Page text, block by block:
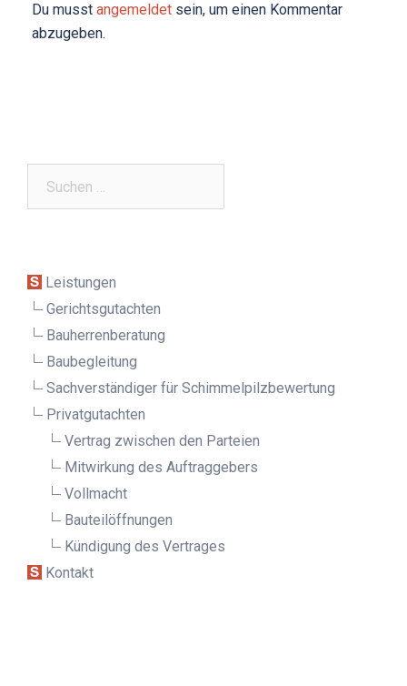
Du musst angemeldet sein, um einen Kommentar
abzugeben.
nach:
Leistungen
Gerichtsgutachten
Bauherrenberatung
Baubegleitung
Sachverständiger für Schimmelpilz­bewertung
Privatgutachten
Vertrag zwischen den Parteien
Mitwirkung des Auftraggebers
Vollmacht
Bauteilöffnungen
Kündigung des Vertrages
Kontakt